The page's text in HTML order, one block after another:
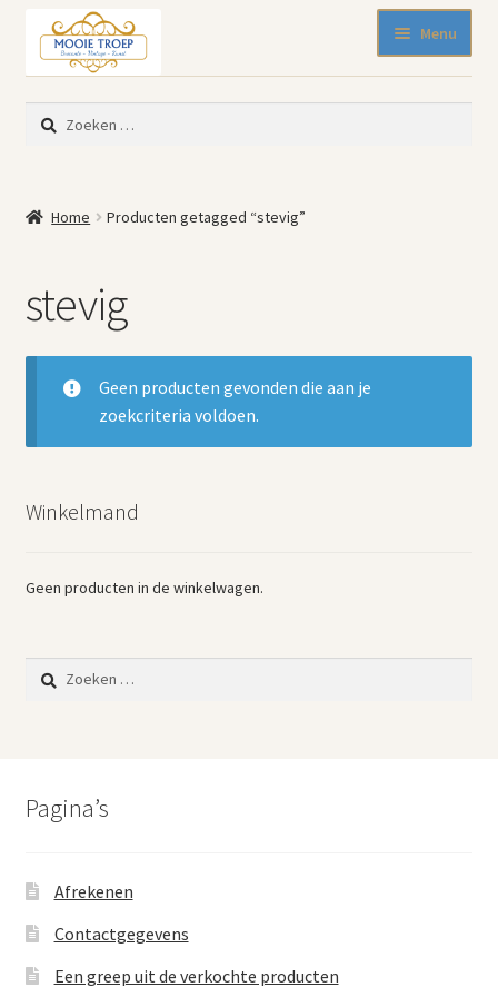
door
naar
navigatie
naar
de
inhoud
Menu
Nieuw binnen
Blikken
Keukenspullen
Kleine meubelen
Muurdecoratie
Servies en glaswerk
Woonaccessoires
Zoeken
naar:
Home Producten getagged “stevig”
stevig
Geen producten gevonden die aan je
zoekcriteria voldoen.
Winkelmand
Geen producten in de winkelwagen.
Zoeken
naar:
Pagina’s
Afrekenen
Contactgegevens
Een greep uit de verkochte producten